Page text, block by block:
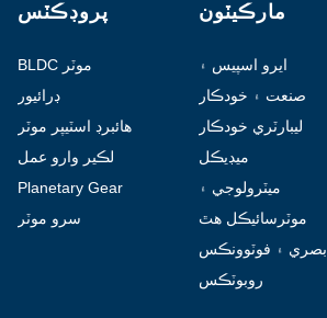
پروڊڪٽس
BLDC موٽر
ڊرائيور
هائبرڊ اسٽيپر موٽر
لڪير وارو عمل
ڪندڙ
Planetary Gear
Motor
سرو موٽر
مارڪيٽون
ايرو اسپيس ۽
هوائي جهاز
صنعت ۽ خودڪار
ليبارٽري خودڪار
ميڊيڪل
ميٽرولوجي ۽
ٽيسٽنگ
موٽرسائيڪل هٿ
جي ڊوائيسز
بصري ۽ فوٽوونڪس
روبوٽڪس